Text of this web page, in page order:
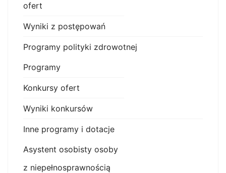
ofert
Wyniki z postępowań
Programy polityki zdrowotnej
Programy
Konkursy ofert
Wyniki konkursów
Inne programy i dotacje
Asystent osobisty osoby
z niepełnosprawnością